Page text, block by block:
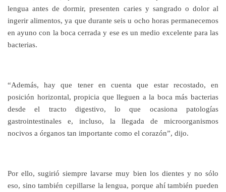
lengua antes de dormir, presenten caries y sangrado o dolor al
ingerir alimentos, ya que durante seis u ocho horas permanecemos
en ayuno con la boca cerrada y ese es un medio excelente para las
bacterias.
“Además, hay que tener en cuenta que estar recostado, en
posición horizontal, propicia que lleguen a la boca más bacterias
desde el tracto digestivo, lo que ocasiona patologías
gastrointestinales e, incluso, la llegada de microorganismos
nocivos a órganos tan importante como el corazón”, dijo.
Por ello, sugirió siempre lavarse muy bien los dientes y no sólo
eso, sino también cepillarse la lengua, porque ahí también pueden